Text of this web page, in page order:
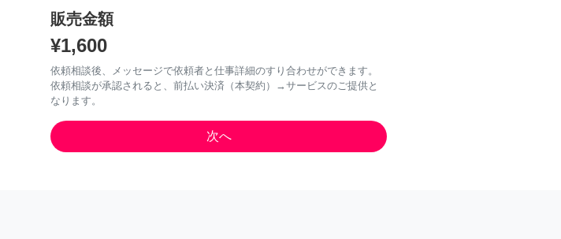
販売金額
¥1,600
依頼相談後、メッセージで依頼者と仕事詳細のすり合わせができます。
依頼相談が承認されると、前払い決済（本契約）→サービスのご提供と
なります。